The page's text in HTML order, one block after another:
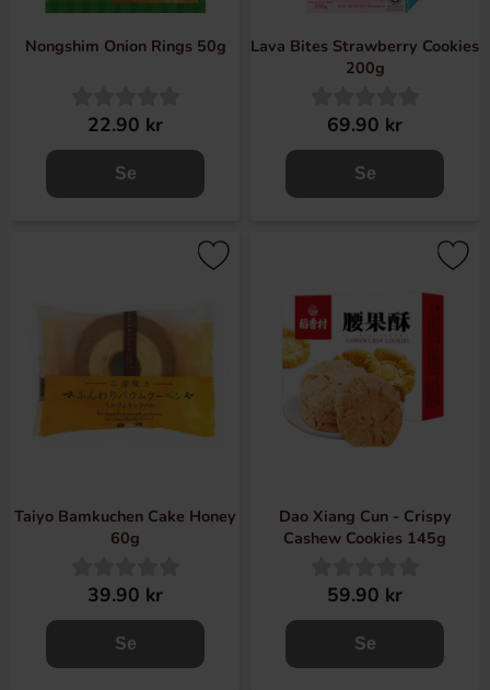
Nongshim Onion Rings 50g
22.90 kr
Se
Lava Bites Strawberry Cookies
200g
69.90 kr
Se
Taiyo Bamkuchen Cake Honey
60g
39.90 kr
Se
Dao Xiang Cun - Crispy
Cashew Cookies 145g
59.90 kr
Se